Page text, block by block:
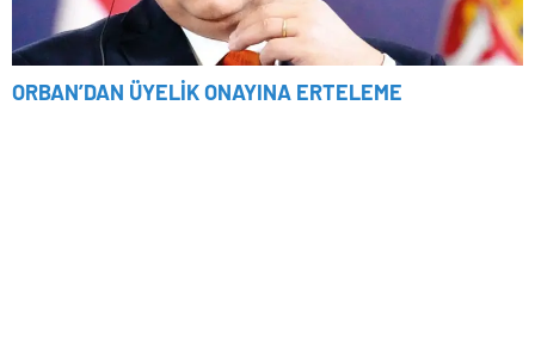
ORBAN’DAN ÜYELİK ONAYINA ERTELEME